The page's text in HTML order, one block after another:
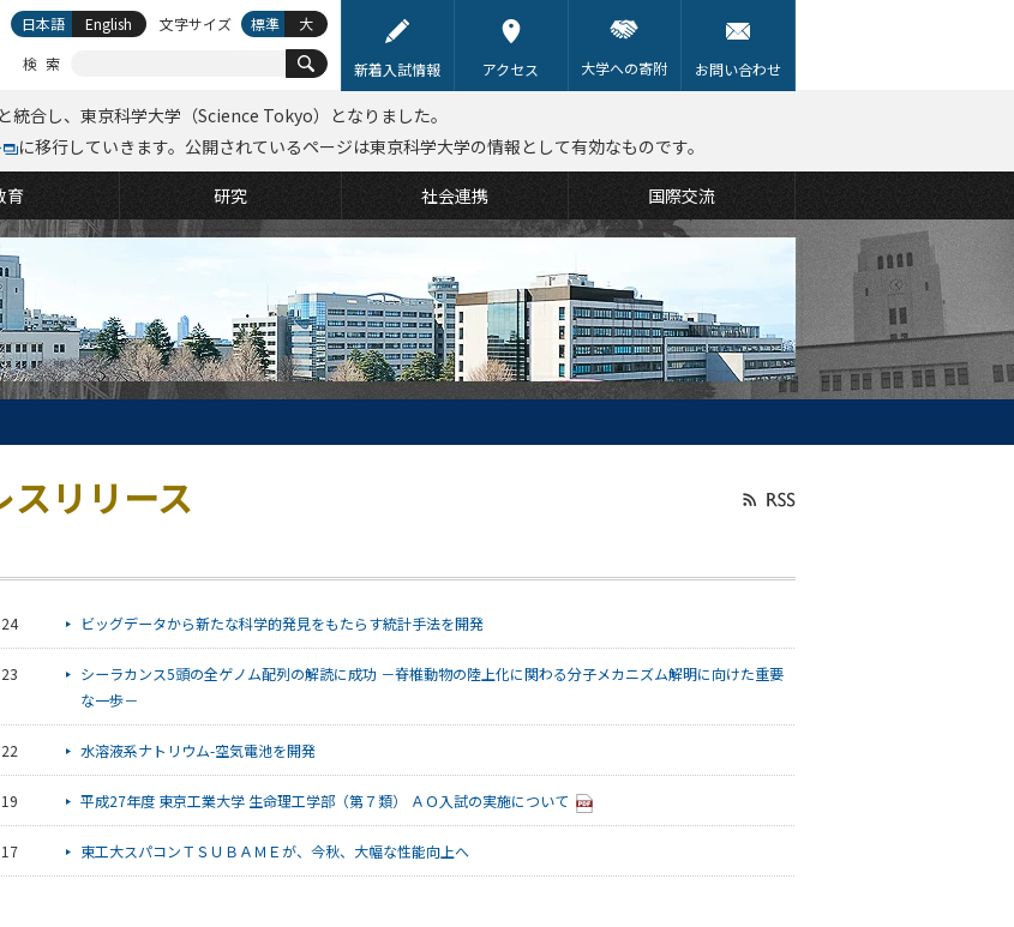
新着入試情報 アクセス 大学への寄附 お問い合わせ
育 研究 社会連携 国際交流
合し、東京科学大学（Science Tokyo）となりました。
に移行していきます。公開されているページは東京科学大学の情報として有効なものです。
検索
日本語 English 文字サイズ 標準 大
スリリース
ビッグデータから新たな科学的発見をもたらす統計手法を開発
シーラカンス5頭の全ゲノム配列の解読に成功 －脊椎動物の陸上化に関わる分子メカニズム解明に向けた重要
な一歩－
水溶液系ナトリウム-空気電池を開発
平成27年度 東京工業大学 生命理工学部（第７類） ＡＯ入試の実施について
東工大スパコンＴＳＵＢＡＭＥが、今秋、大幅な性能向上へ